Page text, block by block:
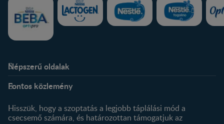
Népszerű oldalak
Kapcsolat
Történetünk
Profilom
Termékeink
Fontos közlemény
Hisszük, hogy a szoptatás a legjobb táplálási mód a
csecsemő számára, és határozottan támogatjuk az